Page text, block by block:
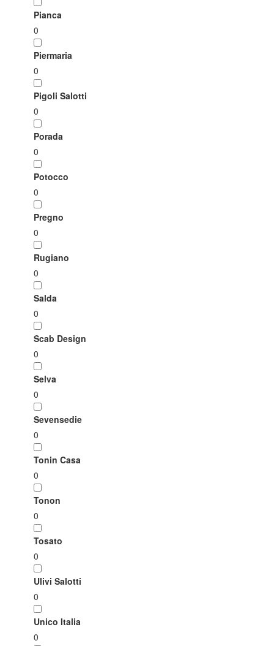
Pianca
0
Piermaria
0
Pigoli Salotti
0
Porada
0
Potocco
0
Pregno
0
Rugiano
0
Salda
0
Scab Design
0
Selva
0
Sevensedie
0
Tonin Casa
0
Tonon
0
Tosato
0
Ulivi Salotti
0
Unico Italia
0